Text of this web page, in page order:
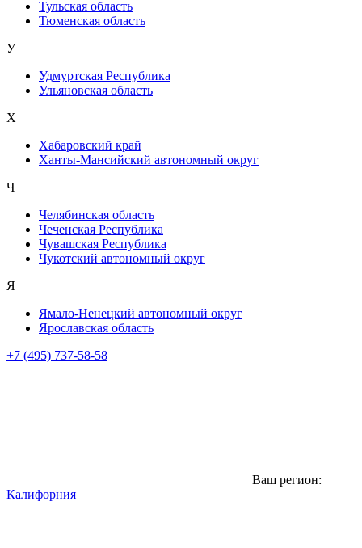
Тульская область
Тюменская область
У
Удмуртская Республика
Ульяновская область
Х
Хабаровский край
Ханты-Мансийский автономный округ
Ч
Челябинская область
Чеченская Республика
Чувашская Республика
Чукотский автономный округ
Я
Ямало-Ненецкий автономный округ
Ярославская область
+7 (495) 737-58-58
Ваш регион:
Калифорния